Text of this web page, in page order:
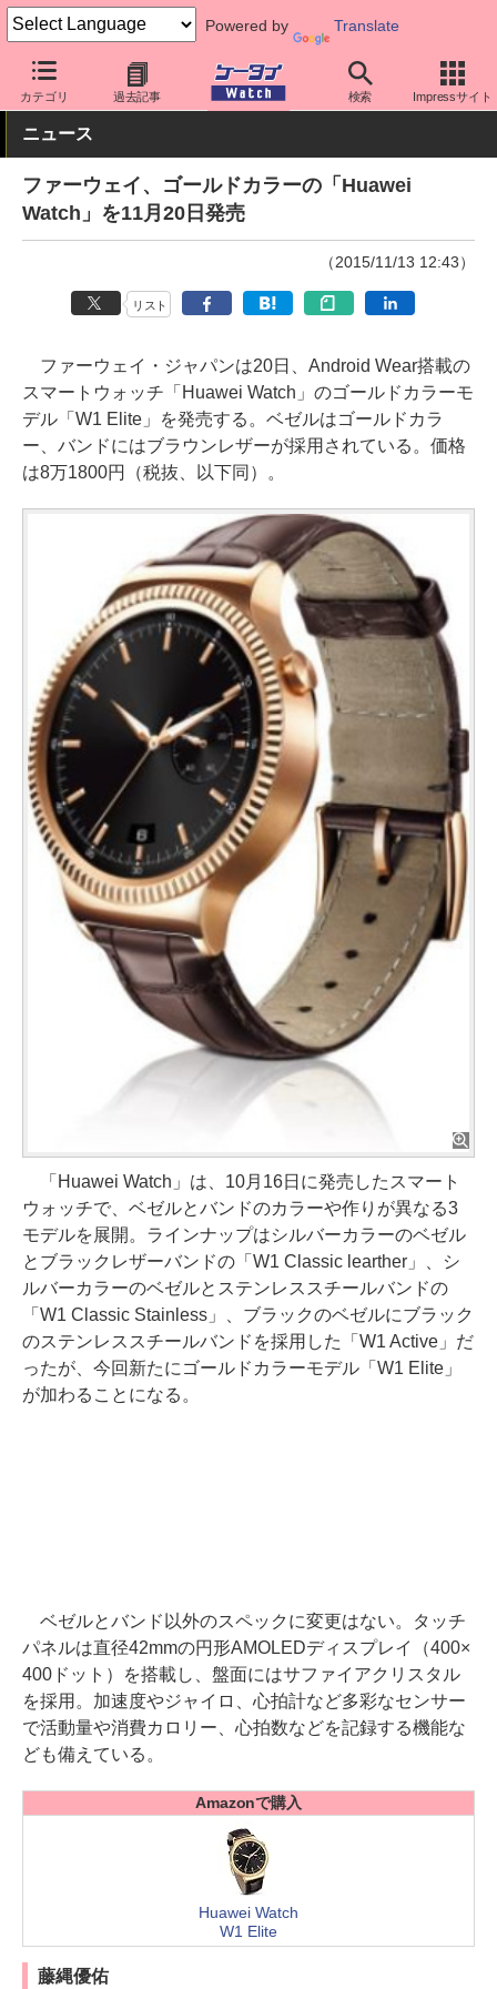
Powered by Translate
カテゴリ 過去記事 検索 Impressサイト
ケータイ Watch 周辺機器/アクセサリー ウェアラブル スマー
ニュース
ファーウェイ、ゴールドカラーの「Huawei
Watch」を11月20日発売
（2015/11/13 12:43）
リスト
ファーウェイ・ジャパンは20日、Android Wear搭載の
スマートウォッチ「Huawei Watch」のゴールドカラーモ
デル「W1 Elite」を発売する。ベゼルはゴールドカラ
ー、バンドにはブラウンレザーが採用されている。価格
は8万1800円（税抜、以下同）。
「Huawei Watch」は、10月16日に発売したスマート
ウォッチで、ベゼルとバンドのカラーや作りが異なる3
モデルを展開。ラインナップはシルバーカラーのベゼル
とブラックレザーバンドの「W1 Classic learther」、シ
ルバーカラーのベゼルとステンレススチールバンドの
「W1 Classic Stainless」、ブラックのベゼルにブラック
のステンレススチールバンドを採用した「W1 Active」だ
ったが、今回新たにゴールドカラーモデル「W1 Elite」
が加わることになる。
ベゼルとバンド以外のスペックに変更はない。タッチ
パネルは直径42mmの円形AMOLEDディスプレイ（400×
400ドット）を搭載し、盤面にはサファイアクリスタル
を採用。加速度やジャイロ、心拍計など多彩なセンサー
で活動量や消費カロリー、心拍数などを記録する機能な
ども備えている。
Amazonで購入
Huawei Watch
W1 Elite
藤縄優佑